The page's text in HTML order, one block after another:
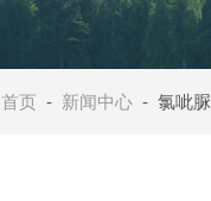
首页 - 新闻中心 - 氯呲脲农药